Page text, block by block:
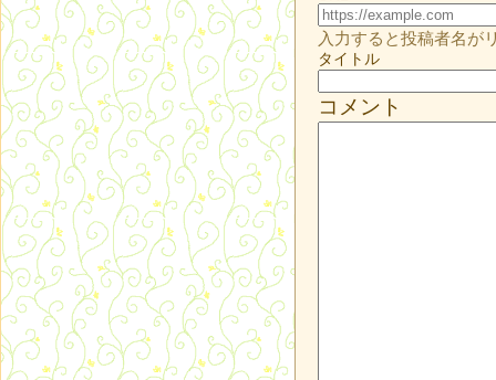
入力すると投稿者名が
タイトル
コメント